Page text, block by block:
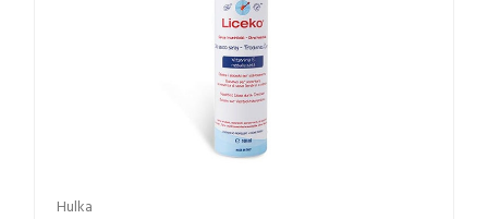
Hulka